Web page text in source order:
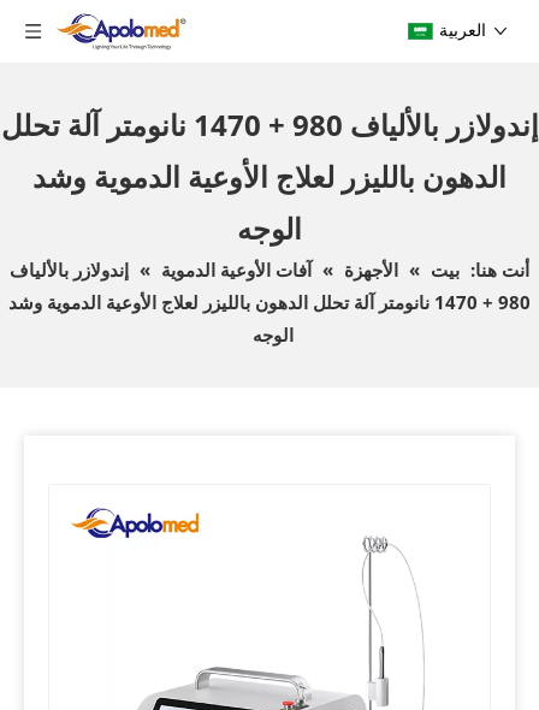
العربية
إندولازر بالألياف 980 + 1470 نانومتر آلة تحلل
الدهون بالليزر لعلاج الأوعية الدموية وشد
الوجه
أنت هنا: بيت » الأجهزة » آفات الأوعية الدموية » إندولازر بالألياف
980 + 1470 نانومتر آلة تحلل الدهون بالليزر لعلاج الأوعية الدموية وشد
الوجه